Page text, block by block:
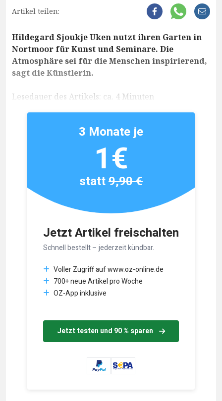
Artikel teilen:
Hildegard Sjoukje Uken nutzt ihren Garten in
Nortmoor für Kunst und Seminare. Die
Atmosphäre sei für die Menschen inspirierend,
sagt die Künstlerin.
Lesedauer des Artikels: ca. 4 Minuten
Jetzt Artikel freischalten
Schnell bestellt – jederzeit kündbar.
Voller Zugriff auf www.oz-online.de
700+ neue Artikel pro Woche
OZ-App inklusive
Jetzt testen und 90 % sparen
3 Monate je
1€
statt9,90 €